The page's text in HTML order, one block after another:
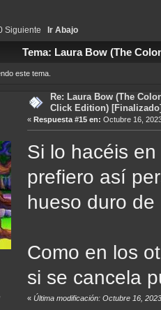
Siguiente Ir Abajo
Tema: Laura Bow (The
este tema.
Re: Laura Bow (The
Click Edition)
«Respuesta #15 en: Octubre 16,
Si lo hacéis
prefiero así
hueso duro
Como en los
si se cancela
«Última modificación: Octubre 16,